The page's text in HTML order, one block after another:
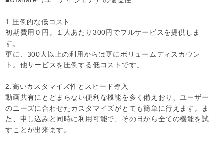
1.圧倒的な低コスト
初期費用０円。１人あたり300円でフルサービスを提供しま
す。
更に、300人以上の利用からは更にボリュームディスカウン
ト。他サービスを圧倒する低コストです。
2.高いカスタマイズ性とスピード導入
動画共有にとどまらない便利な機能を多く備えおり、ユーザー
のニーズに合わせたカスタマイズがとても簡単に行えます。ま
た、申し込みと同時に利用可能で、その日から全ての機能を試
すことが出来ます。